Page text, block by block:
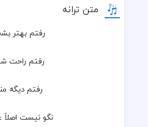
متن ترانه
رفتم بهتر
رفتم راحت
رفتم دیگه
نگو نیست